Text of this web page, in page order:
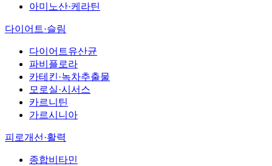
아미노산·케라틴
다이어트·슬림
다이어트유산균
파비플로라
카테킨·녹차추출물
모로실·시서스
카르니틴
가르시니아
피로개선·활력
종합비타민